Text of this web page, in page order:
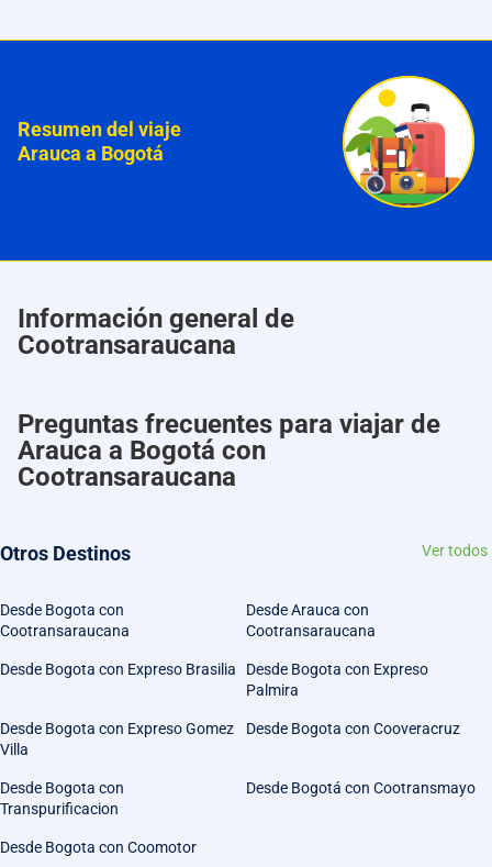
Resumen del viaje
Arauca a Bogotá
Información general de
Cootransaraucana
Preguntas frecuentes para viajar de
Arauca a Bogotá con
Cootransaraucana
Otros Destinos Ver todos
Desde Bogota con
Cootransaraucana
Desde Arauca con
Cootransaraucana
Desde Bogota con Expreso Brasilia
Desde Bogota con Expreso
Palmira
Desde Bogota con Expreso Gomez
Villa
Desde Bogota con Cooveracruz
Desde Bogota con
Transpurificacion
Desde Bogotá con Cootransmayo
Desde Bogota con Coomotor